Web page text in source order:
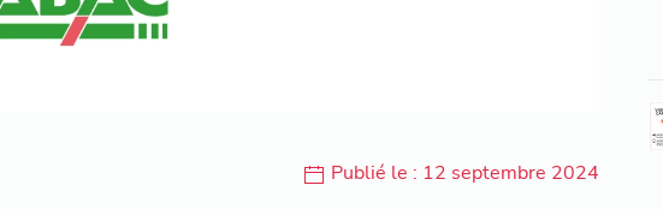
Publié le : 12 septembre 2024